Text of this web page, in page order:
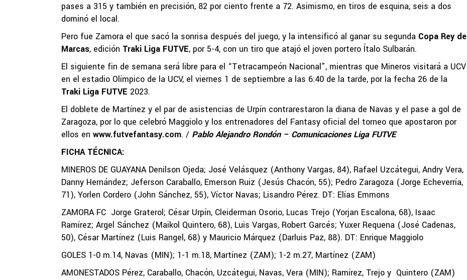
pases a 315 y también en precisión, 82 por ciento frente a 72. Asimismo, en tiros de esquina, seis a dos
dominó el local.
Pero fue Zamora el que sacó la sonrisa después del juego, y la intensificó al ganar su segunda Copa Rey de
Marcas, edición Traki Liga FUTVE, por 5-4, con un tiro que atajó el joven portero Ítalo Sulbarán.
El siguiente fin de semana será libre para el “Tetracampeón Nacional”, mientras que Mineros visitará a UCV
en el estadio Olímpico de la UCV, el viernes 1 de septiembre a las 6:40 de la tarde, por la fecha 26 de la
Traki Liga FUTVE 2023.
El doblete de Martínez y el par de asistencias de Urpín contrarestaron la diana de Navas y el pase a gol de
Zaragoza, por lo que celebró Maggiolo y los entrenadores del Fantasy oficial del torneo que apostaron por
ellos en www.futvefantasy.com. / Pablo Alejandro Rondón – Comunicaciones Liga FUTVE
FICHA TÉCNICA:
MINEROS DE GUAYANA Denilson Ojeda; José Velásquez (Anthony Vargas, 84), Rafael Uzcátegui, Andry Vera,
Danny Hernández; Jeferson Caraballo, Emerson Ruiz (Jesús Chacón, 55); Pedro Zaragoza (Jorge Echeverría,
71), Yorlen Cordero (John Sánchez, 55), Víctor Navas; Lisandro Pérez. DT: Elías Emmons
ZAMORA FC Jorge Graterol; César Urpín, Cleiderman Osorio, Lucas Trejo (Yorjan Escalona, 68), Isaac
Ramírez; Argel Sánchez (Maikol Quintero, 68), Luis Vargas, Robert Garcés; Yuxer Requena (José Cadenas,
50), César Martínez (Luis Rangel, 68) y Mauricio Márquez (Darluis Paz, 88). DT: Enrique Maggiolo
GOLES 1-0 m.14, Navas (MIN); 1-1 m.18, Martínez (ZAM); 1-2 m.27, Martínez (ZAM)
AMONESTADOS Pérez, Caraballo, Chacón, Uzcátegui, Navas, Vera (MIN); Ramírez, Trejo y Quintero (ZAM)